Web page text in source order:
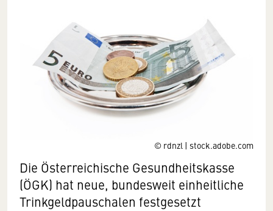
© rdnzl | stock.adobe.com
Die Österreichische Gesundheitskasse
(ÖGK) hat neue, bundesweit einheitliche
Trinkgeldpauschalen festgesetzt